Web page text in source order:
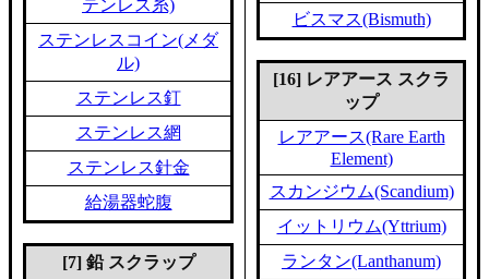
テンレス糸)
ステンレスコイン(メダ
ル)
ステンレス釘
ステンレス網
ステンレス針金
給湯器蛇腹
[7] 鉛 スクラップ
ビスマス(Bismuth)
[16] レアアース スクラ
ップ
レアアース(Rare Earth
Element)
スカンジウム(Scandium)
イットリウム(Yttrium)
ランタン(Lanthanum)